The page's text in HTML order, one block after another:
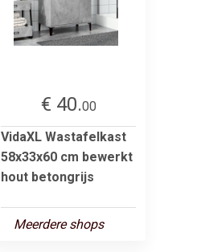
€ 40.00
VidaXL Wastafelkast
58x33x60 cm bewerkt
hout betongrijs
Meerdere shops